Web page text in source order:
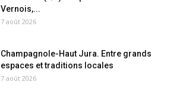
Vernois,...
7 août 2026
Champagnole-Haut Jura. Entre grands
espaces et traditions locales
7 août 2026